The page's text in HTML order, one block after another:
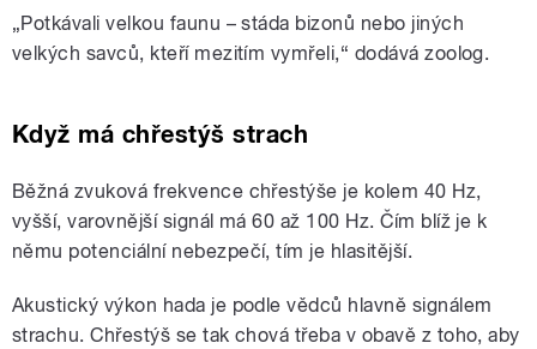
„Potkávali velkou faunu – stáda bizonů nebo jiných
velkých savců, kteří mezitím vymřeli,“ dodává zoolog.
Když má chřestýš strach
Běžná zvuková frekvence chřestýše je kolem 40 Hz,
vyšší, varovnější signál má 60 až 100 Hz. Čím blíž je k
němu potenciální nebezpečí, tím je hlasitější.
Akustický výkon hada je podle vědců hlavně signálem
strachu. Chřestýš se tak chová třeba v obavě z toho, aby